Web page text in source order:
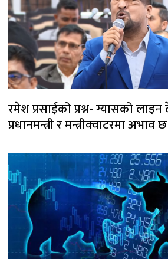
रमेश प्रसाईको प्रश्न- ग्यासको
प्रधानमन्त्री र मन्त्रीक्वाटरमा